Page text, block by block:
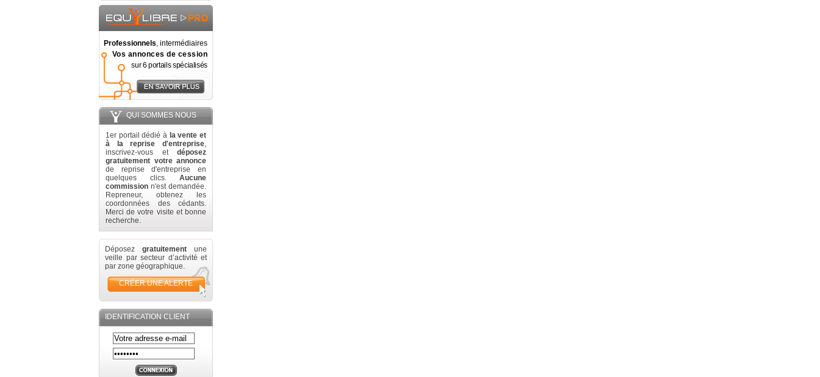
Professionnels, intermédiaires
Vos annonces de cession
sur 6 portails spécialisés
QUI SOMMES NOUS
1er portail dédié à la vente et
à la reprise d'entreprise,
inscrivez-vous et déposez
gratuitement votre annonce
de reprise d'entreprise en
quelques clics. Aucune
commission n'est demandée.
Repreneur, obtenez les
coordonnées des cédants.
Merci de votre visite et bonne
recherche.
Déposez gratuitement une
veille par secteur d’activité et
par zone géographique.
CRÉER UNE ALERTE
IDENTIFICATION CLIENT